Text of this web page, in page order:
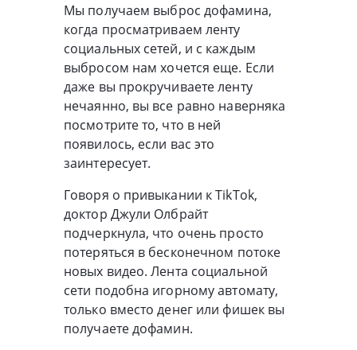
Мы получаем выброс дофамина,
когда просматриваем ленту
социальных сетей, и с каждым
выбросом нам хочется еще. Если
даже вы прокручиваете ленту
нечаянно, вы все равно наверняка
посмотрите то, что в ней
появилось, если вас это
заинтересует.
Говоря о привыкании к TikTok,
доктор Джули Олбрайт
подчеркнула, что очень просто
потеряться в бесконечном потоке
новых видео. Лента социальной
сети подобна игорному автомату,
только вместо денег или фишек вы
получаете дофамин.